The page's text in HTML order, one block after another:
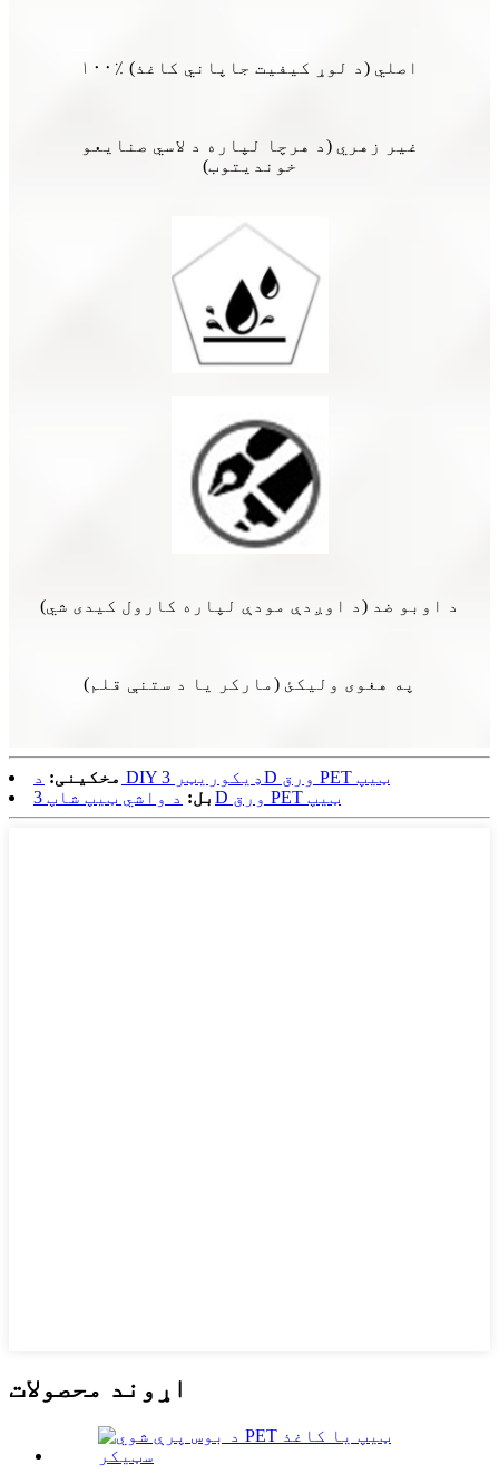
۱۰۰٪ اصلي (د لوړ کیفیت جاپاني کاغذ)
غیر زهري (د هرچا لپاره د لاسي صنایعو
خوندیتوب)
د اوبو ضد (د اوږدې مودې لپاره کارول کیدی شي)
په هغوی ولیکئ (مارکر یا د ستنې قلم)
مخکینی:
د DIY ډیکوریټر 3D ورق PET ټیپ
بل:
د واشي ټیپ شاپ 3D ورق PET ټیپ
اړوند محصولات